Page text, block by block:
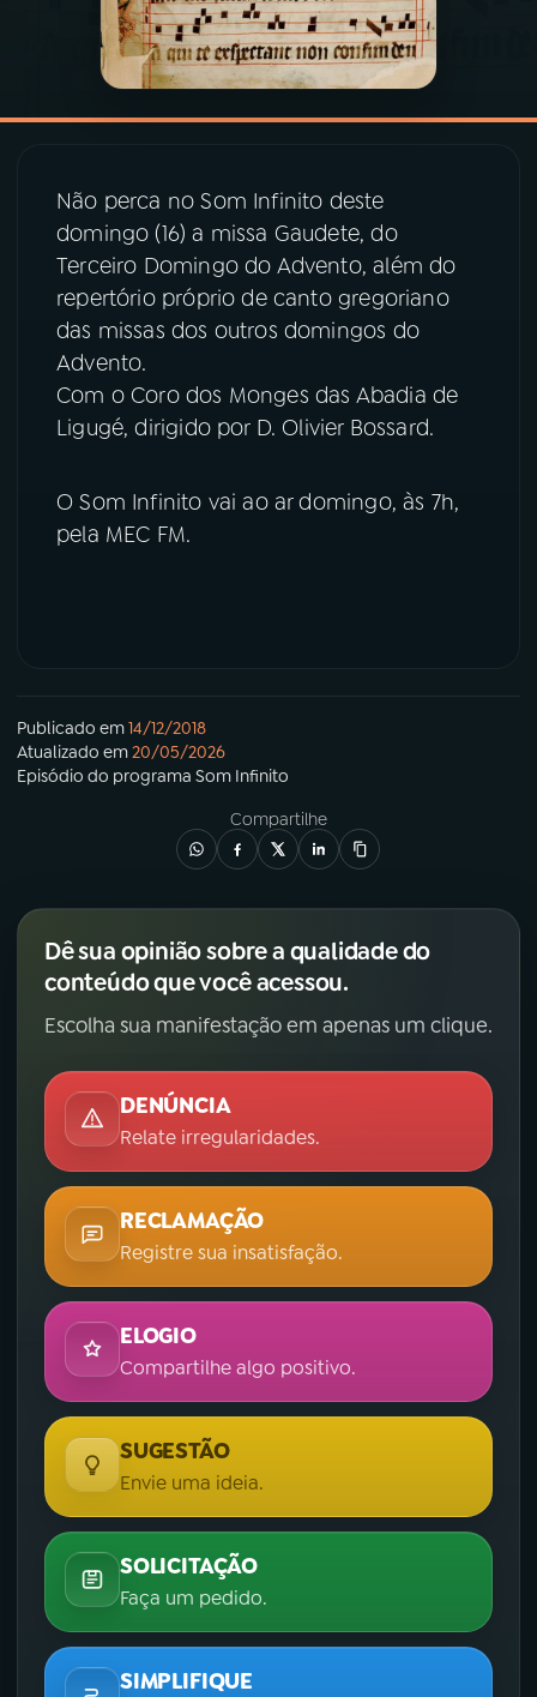
PRÊMIO RÁDIO MEC
YouTube Facebook
Instagram X
TikTok
Não perca no Som Infinito deste
domingo (16) a missa Gaudete, do
Terceiro Domingo do Advento, além do
repertório próprio de canto gregoriano
das missas dos outros domingos do
Advento.
Com o Coro dos Monges das Abadia de
Ligugé, dirigido por D. Olivier Bossard.
O Som Infinito vai ao ar domingo, às 7h,
pela MEC FM.
Publicado em14/12/2018
Atualizado em20/05/2026
Episódio do programa Som Infinito
Compartilhe
Dê sua opinião sobre a qualidade do
conteúdo que você acessou.
Escolha sua manifestação em apenas um clique.
DENÚNCIA
Relate irregularidades.
RECLAMAÇÃO
Registre sua insatisfação.
ELOGIO
Compartilhe algo positivo.
SUGESTÃO
Envie uma ideia.
SOLICITAÇÃO
Faça um pedido.
SIMPLIFIQUE